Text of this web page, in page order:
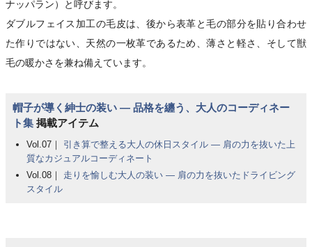
ナッパラン）と呼びます。
ダブルフェイス加工の毛皮は、後から表革と毛の部分を貼り合わせ
た作りではない、天然の一枚革であるため、薄さと軽さ、そして獣
毛の暖かさを兼ね備えています。
帽子が導く紳士の装い ― 品格を纏う、大人のコーディネー
ト集 掲載アイテム
Vol.07｜ 引き算で整える大人の休日スタイル ― 肩の力を抜いた上
質なカジュアルコーディネート
Vol.08｜ 走りを愉しむ大人の装い ― 肩の力を抜いたドライビング
スタイル